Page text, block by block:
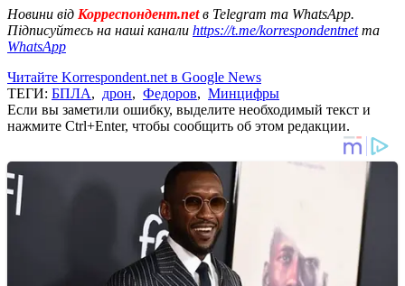
Новини від Корреспондент.netв Telegram та WhatsApp.
Підписуйтесь на наші канали https://t.me/korrespondentnetта
WhatsApp
Читайте Korrespondent.net в Google News
ТЕГИ: БПЛА, дрон, Федоров, Минцифры
Если вы заметили ошибку, выделите необходимый текст и
нажмите Ctrl+Enter, чтобы сообщить об этом редакции.